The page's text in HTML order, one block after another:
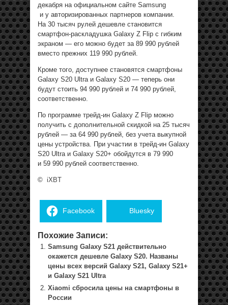
декабря на официальном сайте Samsung
и у авторизированных партнеров компании.
На 30 тысяч рулей дешевле становится
смартфон-раскладушка Galaxy Z Flip с гибким
экраном — его можно будет за 89 990 рублей
вместо прежних 119 990 рублей.
Кроме того, доступнее становятся смартфоны
Galaxy S20 Ultra и Galaxy S20 — теперь они
будут стоить 94 990 рублей и 74 990 рублей,
соответственно.
По программе трейд-ин Galaxy Z Flip можно
получить с дополнительной скидкой на 25 тысяч
рублей — за 64 990 рублей, без учета выкупной
цены устройства. При участии в трейд-ин Galaxy
S20 Ultra и Galaxy S20+ обойдутся в 79 990
и 59 990 рублей соответственно.
© iXBT
Facebook Bluesky
Похожие Записи:
Samsung Galaxy S21 действительно
окажется дешевле Galaxy S20. Названы
цены всех версий Galaxy S21, Galaxy S21+
и Galaxy S21 Ultra
Xiaomi сбросила цены на смартфоны в
России